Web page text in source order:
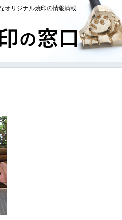
オリジナル焼印の情報満載